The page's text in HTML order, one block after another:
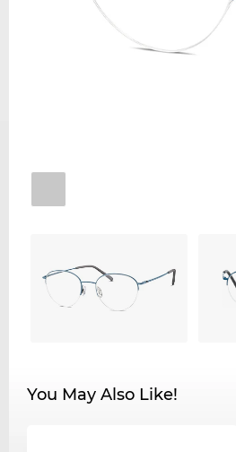
You May Also Like!